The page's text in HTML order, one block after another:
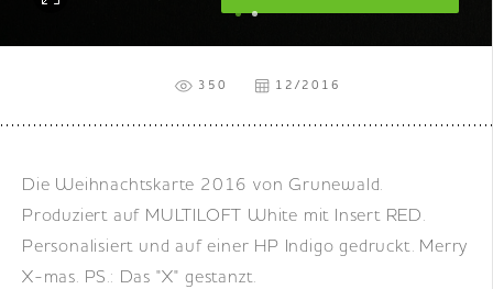
350 12/2016
Die Weihnachtskarte 2016 von Grunewald.
Produziert auf MULTILOFT White mit Insert RED.
Personalisiert und auf einer HP Indigo gedruckt. Merry
X-mas. PS.: Das "X" gestanzt.